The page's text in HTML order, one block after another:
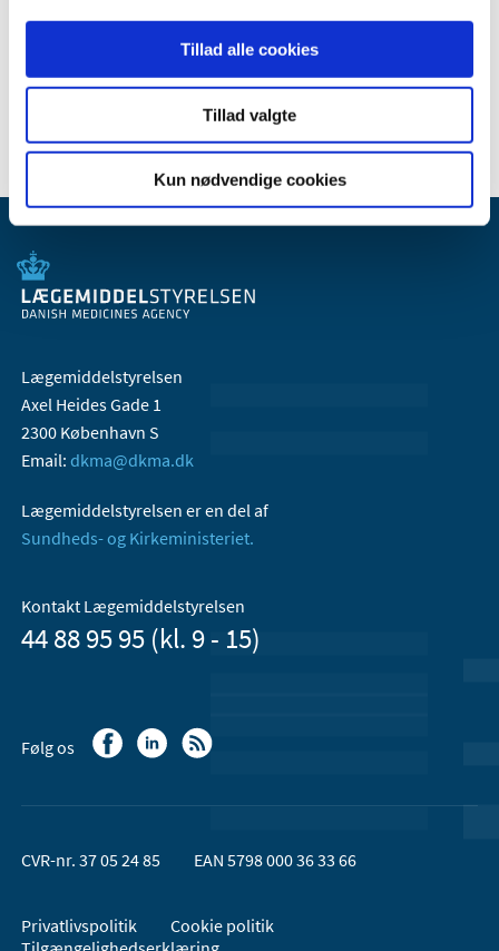
Tillad alle cookies
Tillad valgte
Kun nødvendige cookies
Lægemiddelstyrelsen
Axel Heides Gade 1
2300 København S
Email: dkma@dkma.dk
Lægemiddelstyrelsen er en del af
Sundheds- og Kirkeministeriet.
Kontakt Lægemiddelstyrelsen
44 88 95 95 (kl. 9 - 15)
Følg os
CVR-nr. 37 05 24 85 EAN 5798 000 36 33 66
Privatlivspolitik
Cookie politik